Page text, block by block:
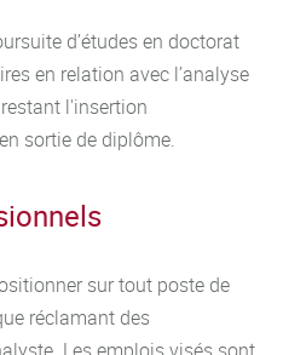
d’études en doctorat
en relation avec l’analyse
l'insertion
sortie de diplôme.
sur tout poste de
réclamant des